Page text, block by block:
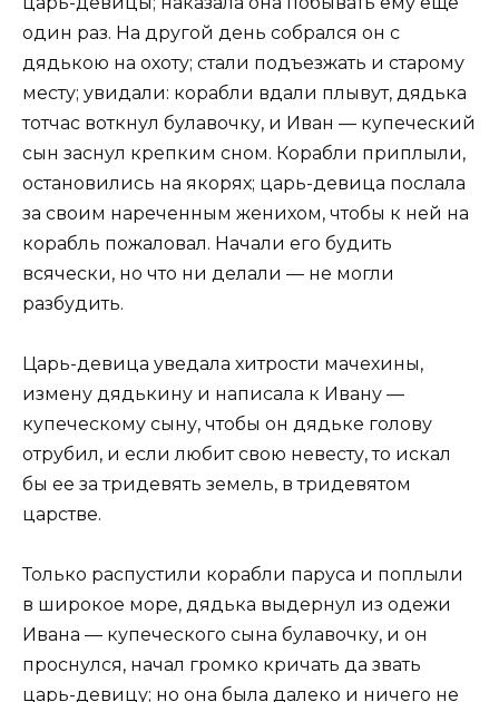
один раз. На другой день собрался он с
дядькою на охоту; стали подъезжать и старому
месту; увидали: корабли вдали плывут, дядька
тотчас воткнул булавочку, и Иван — купеческий
сын заснул крепким сном. Корабли приплыли,
остановились на якорях; царь-девица послала
за своим нареченным женихом, чтобы к ней на
корабль пожаловал. Начали его будить
всячески, но что ни делали — не могли
разбудить.
Царь-девица уведала хитрости мачехины,
измену дядькину и написала к Ивану —
купеческому сыну, чтобы он дядьке голову
отрубил, и если любит свою невесту, то искал
бы ее за тридевять земель, в тридевятом
царстве.
Только распустили корабли паруса и поплыли
в широкое море, дядька выдернул из одежи
Ивана — купеческого сына булавочку, и он
проснулся, начал громко кричать да звать
царь-девицу; но она была далеко и ничего не